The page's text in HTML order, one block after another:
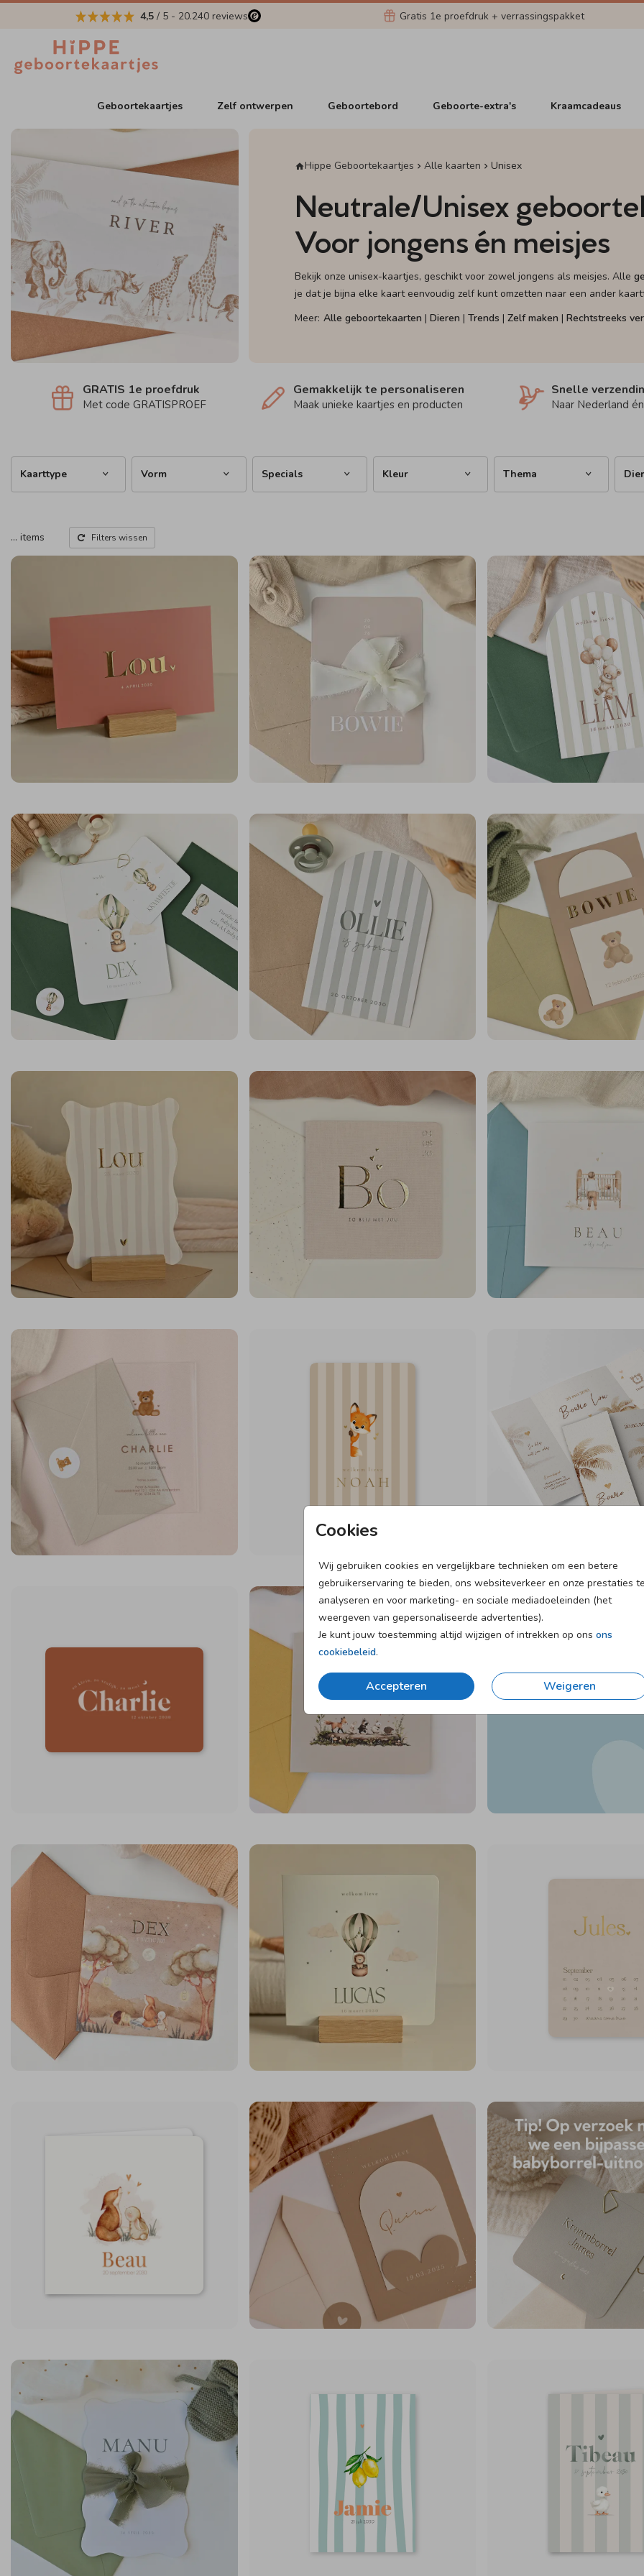
4,5 / 5 - 20.240 reviews Gratis 1e proefdruk + verrassingspakket
Geboortekaartjes Zelf ontwerpen Geboortebord Geboorte-extra's Kraamcadeaus
Cookies
Wij gebruiken cookies en vergelijkbare technieken om een betere
gebruikerservaring te bieden, ons websiteverkeer en onze prestaties
analyseren en voor marketing- en sociale mediadoeleinden (het
weergeven van gepersonaliseerde advertenties).
Je kunt jouw toestemming altijd wijzigen of intrekken op ons ons
cookiebeleid.
Accepteren Weigeren
Hippe Geboortekaartjes Alle kaarten Unisex
Neutrale/Unisex
Voor jongens én meisjes
Bekijk onze unisex-kaartjes, geschikt voor zowel jongens als meisjes. Alle
je dat je bijna elke kaart eenvoudig zelf kunt omzetten naar een ander
Meer: Alle geboortekaarten Dieren Trends Zelf maken Rechtstreeks
GRATIS 1e proefdruk
Met code GRATISPROEF
Gemakkelijk te personaliseren
Maak unieke kaartjes en producten
Snelle
Naar Nederland
Kaarttype Vorm Specials Kleur Thema
… items Filters wissen